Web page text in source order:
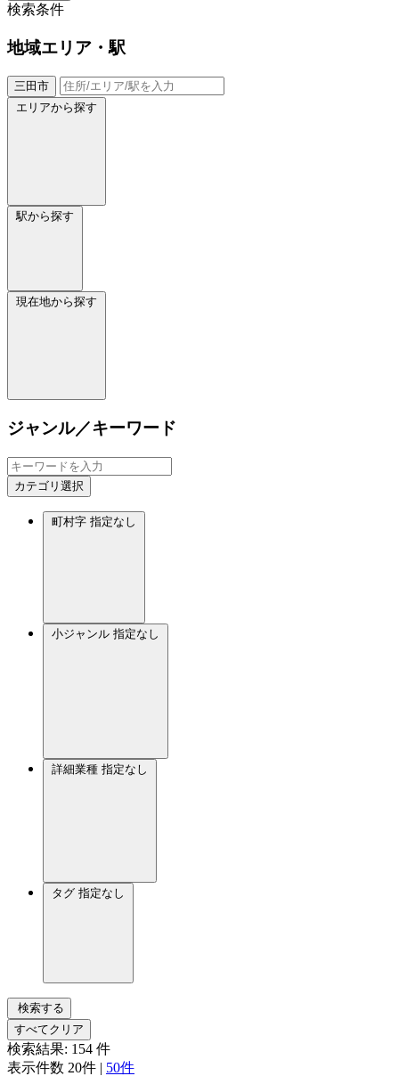
検索条件
地域エリア・駅
三田市
エリアから探す
駅から探す
現在地から探す
ジャンル／キーワード
カテゴリ選択
町村字 指定なし
小ジャンル 指定なし
詳細業種 指定なし
タグ 指定なし
検索する
すべてクリア
検索結果: 154 件
表示件数 20件 | 50件